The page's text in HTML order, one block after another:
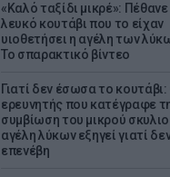
«Καλό ταξίδι μικρέ»:
λευκό κουτάβι που το είχαν
υιοθετήσει η αγέλη των
Το σπαρακτικό βίντεο
Γιατί δεν έσωσα το κουτάβι:
ερευνητής που κατέγραφε
συμβίωση του μικρού
αγέλη λύκων εξηγεί γιατί
επενέβη